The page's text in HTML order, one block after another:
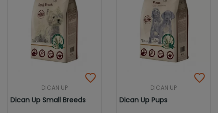
DICAN UP
Dican Up Small Breeds
DICAN UP
Dican Up Pups